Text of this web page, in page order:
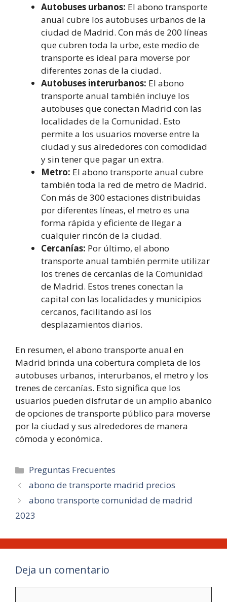
Autobuses urbanos: El abono transporte
anual cubre los autobuses urbanos de la
ciudad de Madrid. Con más de 200 líneas
que cubren toda la urbe, este medio de
transporte es ideal para moverse por
diferentes zonas de la ciudad.
Autobuses interurbanos: El abono
transporte anual también incluye los
autobuses que conectan Madrid con las
localidades de la Comunidad. Esto
permite a los usuarios moverse entre la
ciudad y sus alrededores con comodidad
y sin tener que pagar un extra.
Metro: El abono transporte anual cubre
también toda la red de metro de Madrid.
Con más de 300 estaciones distribuidas
por diferentes líneas, el metro es una
forma rápida y eficiente de llegar a
cualquier rincón de la ciudad.
Cercanías: Por último, el abono
transporte anual también permite utilizar
los trenes de cercanías de la Comunidad
de Madrid. Estos trenes conectan la
capital con las localidades y municipios
cercanos, facilitando así los
desplazamientos diarios.
En resumen, el abono transporte anual en
Madrid brinda una cobertura completa de los
autobuses urbanos, interurbanos, el metro y los
trenes de cercanías. Esto significa que los
usuarios pueden disfrutar de un amplio abanico
de opciones de transporte público para moverse
por la ciudad y sus alrededores de manera
cómoda y económica.
Categorías
Preguntas Frecuentes
abono de transporte madrid precios
abono transporte comunidad de madrid
2023
Deja un comentario